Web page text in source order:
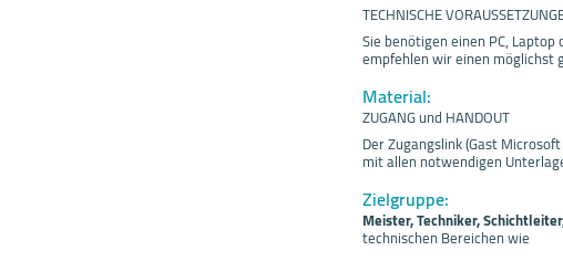
TECHNISCHE
Sie benötigen einen PC,
empfehlen wir einen möglichst
Material:
ZUGANG und HANDOUT
Der Zugangslink (Gast
mit allen notwendigen
Zielgruppe:
Meister, Techniker,
technischen Bereichen wie